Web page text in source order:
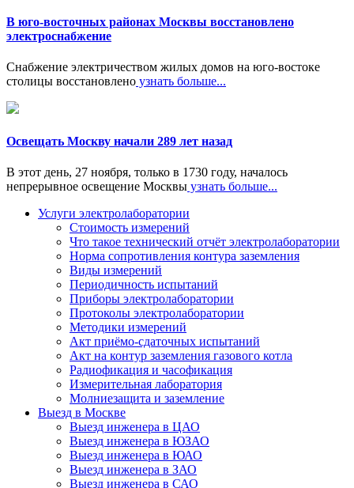
В юго-восточных районах Москвы восстановлено
электроснабжение
Снабжение электричеством жилых домов на юго-востоке
столицы восстановлено узнать больше...
Освещать Москву начали 289 лет назад
В этот день, 27 ноября, только в 1730 году, началось
непрерывное освещение Москвы узнать больше...
Услуги электролаборатории
Стоимость измерений
Что такое технический отчёт электролаборатории
Норма сопротивления контура заземления
Виды измерений
Периодичность испытаний
Приборы электролаборатории
Протоколы электролаборатории
Методики измерений
Акт приёмо-сдаточных испытаний
Акт на контур заземления газового котла
Радиофикация и часофикация
Измерительная лаборатория
Молниезащита и заземление
Выезд в Москве
Выезд инженера в ЦАО
Выезд инженера в ЮЗАО
Выезд инженера в ЮАО
Выезд инженера в ЗАО
Выезд инженера в САО